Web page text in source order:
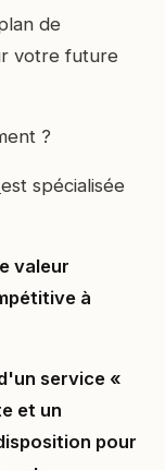
de
votre future
?
est spécialisée
valeur
à
service «
et un
pour